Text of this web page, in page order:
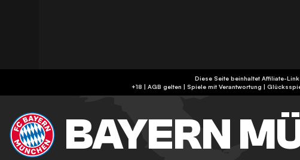
Diese Seite beinhaltet Affiliate-
+18 | AGB gelten | Spiele mit Verantwortung |
BAYERN